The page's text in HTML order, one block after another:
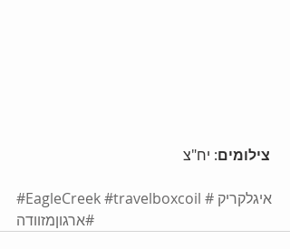
צילומים: יח"צ
#EagleCreek#travelboxcoil
#איגלקריק
#ארגוןמזוודה